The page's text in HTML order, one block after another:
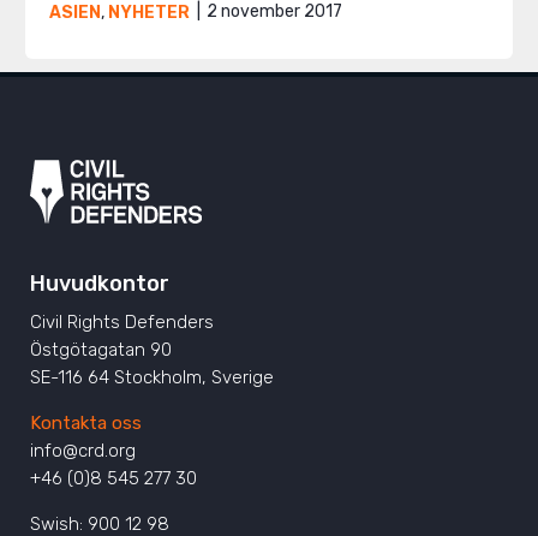
ASIEN, NYHETER 2 november 2017
Huvudkontor
Civil Rights Defenders
Östgötagatan 90
SE-116 64 Stockholm, Sverige
Kontakta oss
info@crd.org
+46 (0)8 545 277 30
Swish: 900 12 98